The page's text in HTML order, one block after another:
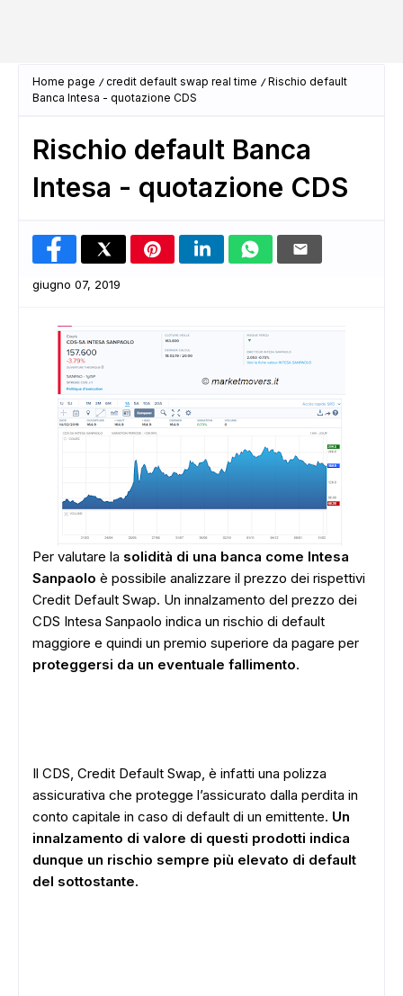
Home page credit default swap real time
Rischio default
Banca Intesa - quotazione CDS
Rischio default Banca
Intesa - quotazione CDS
giugno 07, 2019
Per valutare la solidità di una banca come Intesa
Sanpaolo è possibile analizzare il prezzo dei rispettivi
Credit Default Swap. Un innalzamento del prezzo dei
CDS Intesa Sanpaolo indica un rischio di default
maggiore e quindi un premio superiore da pagare per
proteggersi da un eventuale fallimento.
Il CDS, Credit Default Swap, è infatti una polizza
assicurativa che protegge l’assicurato dalla perdita in
conto capitale in caso di default di un emittente. Un
innalzamento di valore di questi prodotti indica
dunque un rischio sempre più elevato di default
del sottostante.